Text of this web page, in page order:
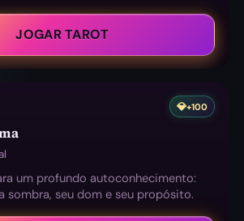
JOGAR TAROT
💎+100
um profundo autoconhecimento:
sombra, seu dom e seu propósito.